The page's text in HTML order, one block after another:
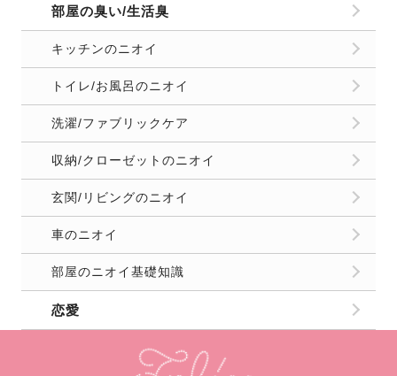
部屋の臭い/生活臭
キッチンのニオイ
トイレ/お風呂のニオイ
洗濯/ファブリックケア
収納/クローゼットのニオイ
玄関/リビングのニオイ
車のニオイ
部屋のニオイ基礎知識
恋愛